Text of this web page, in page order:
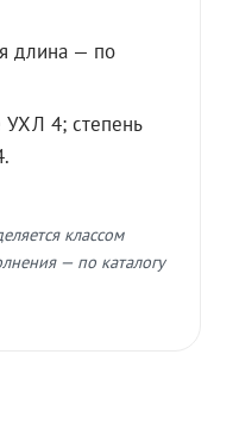
длина — по
УХЛ 4; степень
классом
— по каталогу